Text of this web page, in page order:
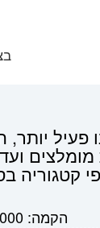
פעיל יותר,
מומלצים
קטגוריה
הקמה: